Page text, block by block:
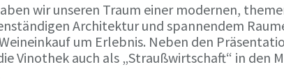
wir unseren Traum einer modernen,
Architektur und spannendem
um Erlebnis. Neben den
Vinothek auch als „Straußwirtschaft“ in den